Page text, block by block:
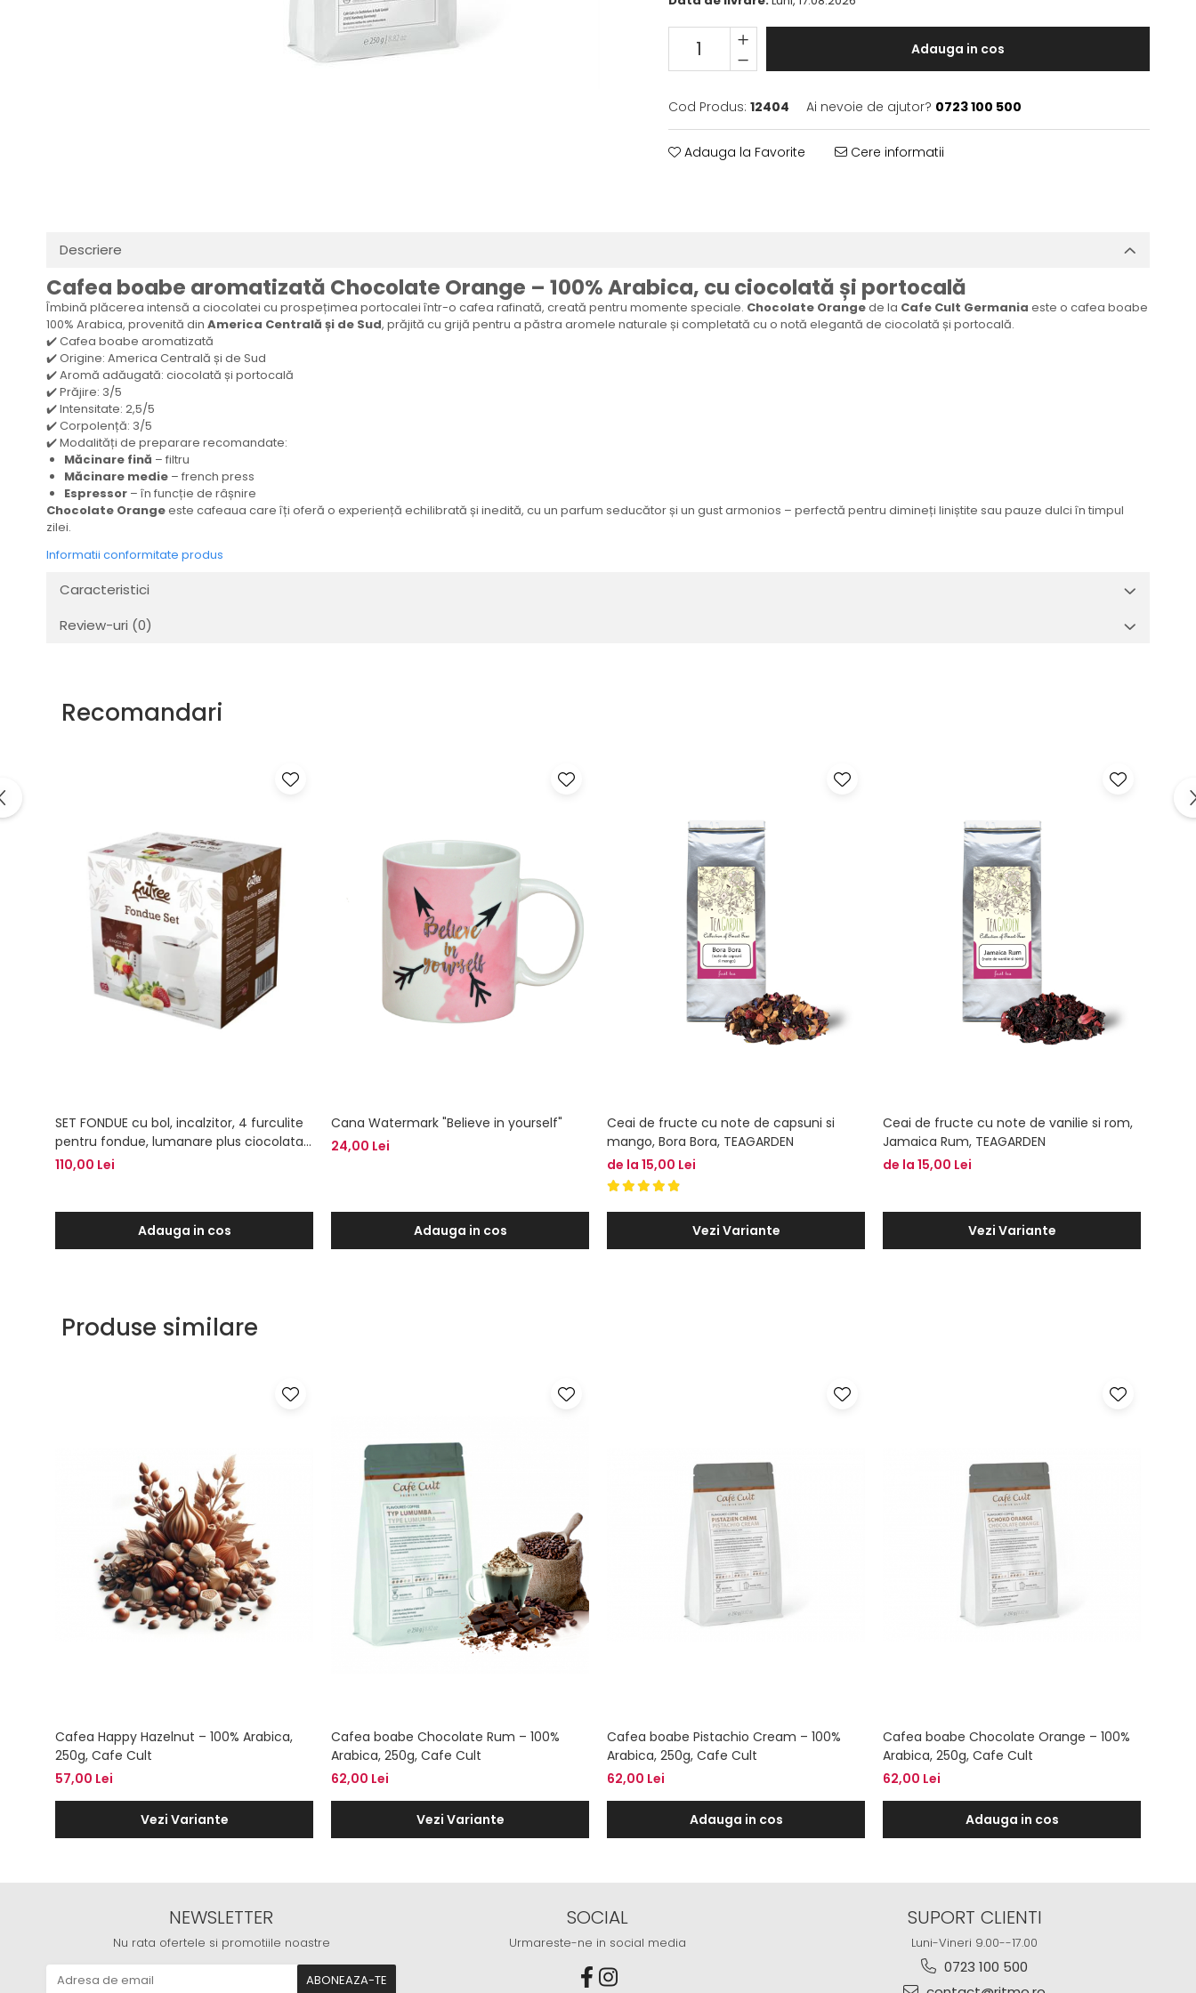
Adauga in cos
Cod Produs: 12404 Ai nevoie de ajutor? 0723 100 500
Adauga la Favorite Cere informatii
Descriere
Cafea boabe aromatizată Chocolate Orange – 100% Arabica, cu ciocolată și portocală
Îmbină plăcerea intensă a ciocolatei cu prospețimea portocalei într-o cafea rafinată, creată pentru momente speciale. Chocolate Orangede la Cafe Cult Germania este o cafea boabe
100% Arabica, provenită din America Centrală și de Sud, prăjită cu grijă pentru a păstra aromele naturale și completată cu o notă elegantă de ciocolată și portocală.
✔️ Cafea boabe aromatizată
✔️ Origine: America Centrală și de Sud
✔️ Aromă adăugată: ciocolată și portocală
✔️ Prăjire: 3/5
✔️ Intensitate: 2,5/5
✔️ Corpolență: 3/5
✔️ Modalități de preparare recomandate:
Măcinare fină – filtru
Măcinare medie – french press
Espressor – în funcție de râșnire
Chocolate Orangeeste cafeaua care îți oferă o experiență echilibrată și inedită, cu un parfum seducător și un gust armonios – perfectă pentru dimineți liniștite sau pauze dulci în timpul
zilei.
Informatii conformitate produs
Caracteristici
Review-uri (0)
Recomandari
SET FONDUE cu bol, incalzitor, 4 furculite
pentru fondue, lumanare plus ciocolata
Frutree CHOCO DROPS 200 g, FruTree
110,00 Lei
Adauga in cos
Cana Watermark "Believe in yourself"
24,00 Lei
Adauga in cos
Ceai de fructe cu note de capsuni si
mango, Bora Bora, TEAGARDEN
de la 15,00 Lei
Vezi Variante
Ceai de fructe cu note de vanilie si rom,
Jamaica Rum, TEAGARDEN
de la 15,00 Lei
Vezi Variante
Produse similare
Cafea Happy Hazelnut – 100% Arabica,
250g, Cafe Cult
57,00 Lei
Vezi Variante
Cafea boabe Chocolate Rum – 100%
Arabica, 250g, Cafe Cult
62,00 Lei
Vezi Variante
Cafea boabe Pistachio Cream – 100%
Arabica, 250g, Cafe Cult
62,00 Lei
Adauga in cos
Cafea boabe Chocolate Orange – 100%
Arabica, 250g, Cafe Cult
62,00 Lei
Adauga in cos
NEWSLETTER
Nu rata ofertele si promotiile noastre
SOCIAL
Urmareste-ne in social media
SUPORT CLIENTI
Luni-Vineri 9.00--17.00
0723 100 500